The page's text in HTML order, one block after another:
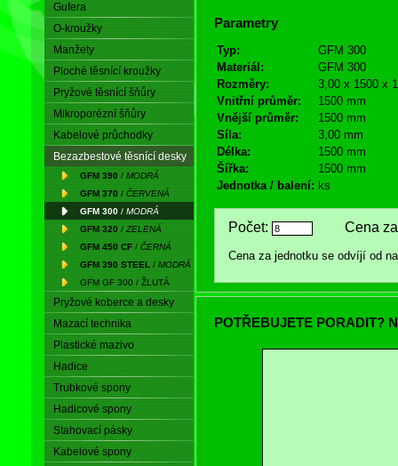
Gufera
O-kroužky
Manžety
Ploché těsnící kroužky
Pryžové těsnící šňůry
Mikroporézní šňůry
Kabelové průchodky
Bezazbestové těsnící desky
GFM 390 / MODRÁ
GFM 370 / ČERVENÁ
GFM 300 / MODRÁ
GFM 320 / ZELENÁ
GFM 450 CF / ČERNÁ
GFM 390 STEEL / MODRÁ
GFM GF 300 / ŽLUTÁ
Pryžové koberce a desky
Mazací technika
Plastické mazivo
Hadice
Trubkové spony
Hadicové spony
Stahovací pásky
Kabelové spony
Parametry
Typ:
GFM 300
Materiál:
GFM 300
Rozměry:
3,00 x 1500 x
Vnitřní průměr:
1500 mm
Vnější průměr:
1500 mm
Síla:
3,00 mm
Délka:
1500 mm
Šířka:
1500 mm
Jednotka / balení: ks
Počet: Cena za
Cena za jednotku se odvíjí od
POTŘEBUJETE PORADIT?